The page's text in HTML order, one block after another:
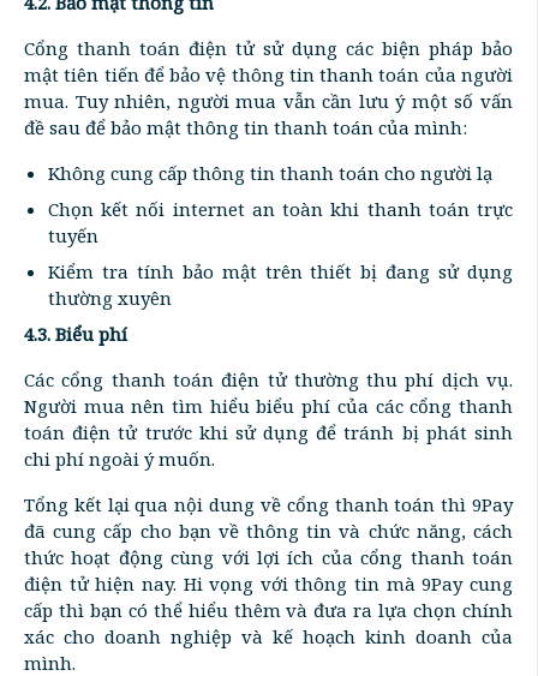
Cổng thanh toán điện tử sử dụng các biện pháp bảo
mật tiên tiến để bảo vệ thông tin thanh toán của người
mua. Tuy nhiên, người mua vẫn cần lưu ý một số vấn
đề sau để bảo mật thông tin thanh toán của mình:
Không cung cấp thông tin thanh toán cho người lạ
Chọn kết nối internet an toàn khi thanh toán trực
tuyến
Kiểm tra tính bảo mật trên thiết bị đang sử dụng
thường xuyên
4.3. Biểu phí
Các cổng thanh toán điện tử thường thu phí dịch vụ.
Người mua nên tìm hiểu biểu phí của các cổng thanh
toán điện tử trước khi sử dụng để tránh bị phát sinh
chi phí ngoài ý muốn.
Tổng kết lại qua nội dung về cổng thanh toán thì 9Pay
đã cung cấp cho bạn về thông tin và chức năng, cách
thức hoạt động cùng với lợi ích của cổng thanh toán
điện tử hiện nay. Hi vọng với thông tin mà 9Pay cung
cấp thì bạn có thể hiểu thêm và đưa ra lựa chọn chính
xác cho doanh nghiệp và kế hoạch kinh doanh của
mình.